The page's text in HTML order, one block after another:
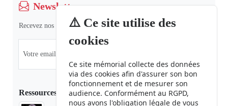
⚠️ Ce site utilise des
cookies
Ce site mémorial collecte des données
via des cookies afin d'assurer son bon
fonctionnement et de mesurer son
audience. Conformément au RGPD,
nous avons l'obligation légale de vous
Newsletter
Recevez nos dernières informations et actualités.
Ressources